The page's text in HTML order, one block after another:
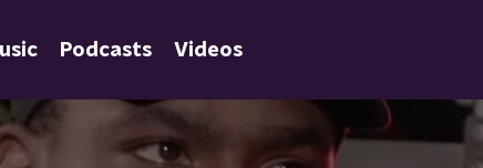
Podcasts Videos